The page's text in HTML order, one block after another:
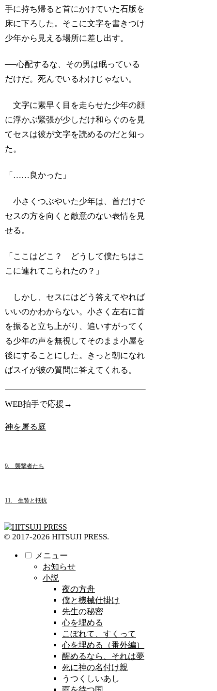
手に持ち帰ると首にかけていた石版を
床に下ろした。そこに文字を書きつけ
少年から見える場所に差し出す。
──心配するな、その男は眠っている
だけだ。死んでいるわけじゃない。
文字に素早く目を走らせた少年の顔
に浮かぶ緊張が少しだけ和らぐのを見
てセスは彼が文字を読めるのだと知っ
た。
「……良かった」
小さくつぶやいた少年は、首だけで
セスの方を向くと敵意のない表情を見
せる。
「ここはどこ？ どうして僕たちはこ
こに連れてこられたの？」
しかし、セスにはどう答えてやれば
いいのかわからない。小さく左右に首
を振ると立ち上がり、追いすがってく
る少年の声を無視してそのまま小屋を
後にすることにした。きっと朝になれ
ばスイが彼の質問に答えてくれる。
WEB拍手で応援→
神を屠る庭
9. 襲撃者たち
11. 生贄と抵抗
© 2017-2026 HITSUJI PRESS.
メニュー
お知らせ
小説
夜の方舟
僕と機械仕掛け
先生の秘密
心を埋める
こぼれて、すくって
心を埋める（番外編）
醒めるなら、それは夢
死に神の名付け親
うつくしいあし